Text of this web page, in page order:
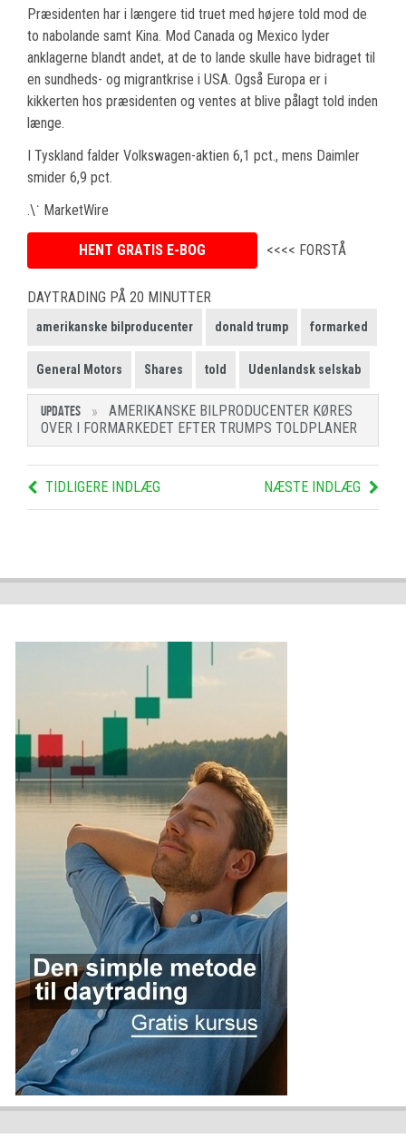
Præsidenten har i længere tid truet med højere told mod de
to nabolande samt Kina. Mod Canada og Mexico lyder
anklagerne blandt andet, at de to lande skulle have bidraget til
en sundheds- og migrantkrise i USA. Også Europa er i
kikkerten hos præsidenten og ventes at blive pålagt told inden
længe.
I Tyskland falder Volkswagen-aktien 6,1 pct., mens Daimler
smider 6,9 pct.
.\˙ MarketWire
HENT GRATIS E-BOG <<<< FORSTÅ
DAYTRADING PÅ 20 MINUTTER
amerikanske bilproducenter donald trump formarked
General Motors Shares told Udenlandsk selskab
UPDATES
AMERIKANSKE BILPRODUCENTER KØRES
OVER I FORMARKEDET EFTER TRUMPS TOLDPLANER
TIDLIGERE INDLÆG NÆSTE INDLÆG